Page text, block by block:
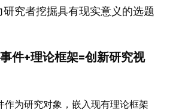
究者挖掘具有现实意义的选题
件+理论框架=创新研究视
作为研究对象，嵌入现有理论框架